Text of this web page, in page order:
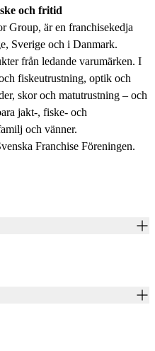
och fritid
Group, är en franchisekedja
Sverige och i Danmark.
från ledande varumärken. I
fiskeutrustning, optik och
skor och matutrustning – och
jakt-, fiske- och
och vänner.
Franchise Föreningen.